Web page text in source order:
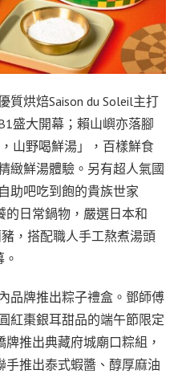
質烘焙Saison du Soleil主打
盛大開幕；賴山嶼亦落腳
山野喝鮮湯」，百樣鮮食
緻鮮湯體驗。另有超人氣國
助吧吃到飽的貴族世家
的日常鍋物，嚴選日本和
，搭配職人手工熬煮湯頭
品牌推出粽子禮盒。鄧師傅
紅棗銀耳甜品的端午節限定
推出典藏府城廟口粽組，
推出泰式蝦醬、醇厚麻油